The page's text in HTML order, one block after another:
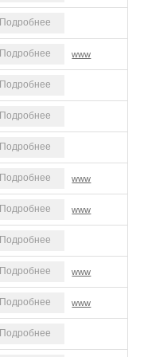
Подробнее
Подробнее www
Подробнее
Подробнее
Подробнее
Подробнее www
Подробнее www
Подробнее
Подробнее www
Подробнее www
Подробнее